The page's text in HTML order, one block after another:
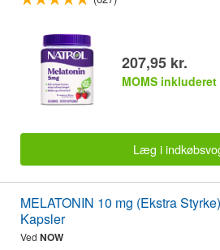
207,95 kr.
MOMS inkluderet
Læg i
MELATONIN 10 mg (Ekstra
Kapsler
Ved NOW